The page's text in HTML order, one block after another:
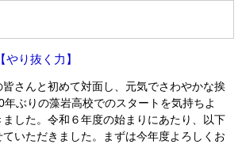
り抜く力】
さんと初めて対面し、元気でさわやかな挨
ぶりの藻岩高校でのスタートを気持ちよ
ました。令和６年度の始まりにあたり、以下
いただきました。まずは今年度よろしくお